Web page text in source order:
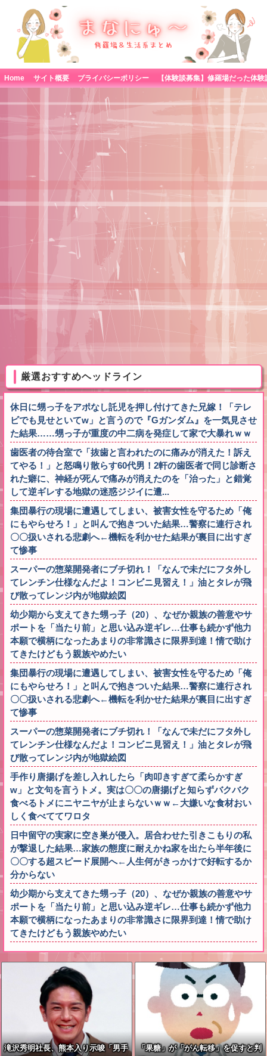
Home サイト概要 プライバシーポリシー
厳選おすすめヘッドライン
休日に甥っ子をアポなし託児を押し付けてきた兄嫁！「テレ
ビでも見せといてw」と言うので『Gガンダム』を一気見させ
た結果……甥っ子が重度の中二病を発症して家で大暴れｗｗ
歯医者の待合室で「抜歯と言われたのに痛みが消えた！訴え
てやる！」と怒鳴り散らす60代男！2軒の歯医者で同じ診断さ
れた癖に、神経が死んで痛みが消えたのを「治った」と錯覚
して逆ギレする地獄の迷惑ジジイに遭...
集団暴行の現場に遭遇してしまい、被害女性を守るため「俺
にもやらせろ！」と叫んで抱きついた結果…警察に連行され
〇〇扱いされる悲劇へ←機転を利かせた結果が裏目に出すぎ
て惨事
スーパーの惣菜開発者にブチ切れ！「なんで未だにフタ外し
てレンチン仕様なんだよ！コンビニ見習え！」油とタレが飛
び散ってレンジ内が地獄絵図
幼少期から支えてきた甥っ子（20）、なぜか親族の善意やサ
ポートを「当たり前」と思い込み逆ギレ…仕事も続かず他力
本願で横柄になったあまりの非常識さに限界到達！情で助け
てきたけどもう親族やめたい
集団暴行の現場に遭遇してしまい、被害女性を守るため「俺
にもやらせろ！」と叫んで抱きついた結果…警察に連行され
〇〇扱いされる悲劇へ←機転を利かせた結果が裏目に出すぎ
て惨事
スーパーの惣菜開発者にブチ切れ！「なんで未だにフタ外し
てレンチン仕様なんだよ！コンビニ見習え！」油とタレが飛
び散ってレンジ内が地獄絵図
手作り唐揚げを差し入れしたら「肉叩きすぎて柔らかすぎ
w」と文句を言うトメ。実は〇〇の唐揚げと知らずバクバク
食べるトメにニヤニヤが止まらないｗｗ←大嫌いな食材おい
しく食べててワロタ
日中留守の実家に空き巣が侵入。居合わせた引きこもりの私
が撃退した結果…家族の態度に耐えかね家を出たら半年後に
〇〇する超スピード展開へ←人生何がきっかけで好転するか
分からない
幼少期から支えてきた甥っ子（20）、なぜか親族の善意やサ
ポートを「当たり前」と思い込み逆ギレ…仕事も続かず他力
本願で横柄になったあまりの非常識さに限界到達！情で助け
てきたけどもう親族やめたい
滝沢秀明社長、熊本入り示唆「男手
「果糖」が「がん転移」を促すと判